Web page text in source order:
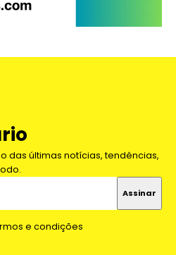
das últimas notícias, tendências,
e condições